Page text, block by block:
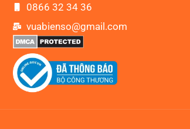
0866 32 34 36
vuabienso@gmail.com